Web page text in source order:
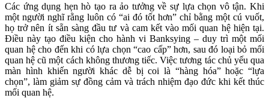
Các ứng dụng hẹn hò tạo ra ảo tưởng về sự lựa chọn vô tận. Khi
một người nghĩ rằng luôn có “ai đó tốt hơn” chỉ bằng một cú vuốt,
họ trở nên ít sẵn sàng đầu tư và cam kết vào mối quan hệ hiện tại.
Điều này tạo điều kiện cho hành vi Banksying – duy trì một mối
quan hệ cho đến khi có lựa chọn “cao cấp” hơn, sau đó loại bỏ mối
quan hệ cũ một cách không thương tiếc. Việc tương tác chủ yếu qua
màn hình khiến người khác dễ bị coi là “hàng hóa” hoặc “lựa
chọn”, làm giảm sự đồng cảm và trách nhiệm đạo đức khi kết thúc
mối quan hệ.